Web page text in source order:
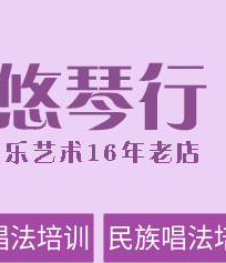
培训 民族唱法